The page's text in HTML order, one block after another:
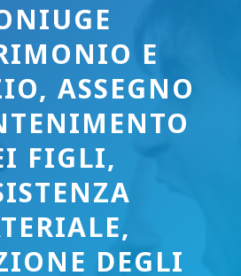
E
ASSEGNO
FIGLI,
DEGLI